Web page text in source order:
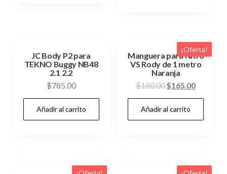
JC Body P2 para
TEKNO Buggy NB48
2.1 2.2
$785.00
Añadir al carrito
¡Oferta!
Manguera para Nitro
VS Rody de 1 metro
Naranja
$180.00El
precio
original
era:
$165.00El
precio
es:
Añadir al carrito